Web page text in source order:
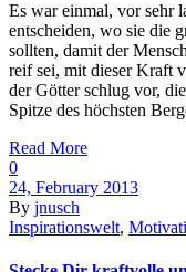
Es war einmal, vor sehr
entscheiden, wo sie die
sollten, damit der
reif sei, mit dieser Kraft
der Götter schlug vor,
Spitze des höchsten
Read More
0
24, February 2013
By jnusch
Inspirationswelt,